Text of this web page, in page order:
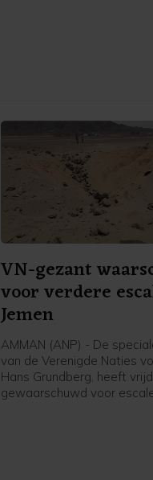
VN-gezant
voor verdere
Jemen
AMMAN (ANP) - De
van de Verenigde Naties
Hans Grundberg, heeft
gewaarschuwd voor